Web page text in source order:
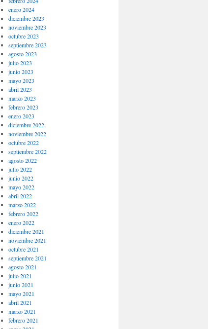
enero 2024
diciembre 2023
noviembre 2023
octubre 2023
septiembre 2023
agosto 2023
julio 2023
junio 2023
mayo 2023
abril 2023
marzo 2023
febrero 2023
enero 2023
diciembre 2022
noviembre 2022
octubre 2022
septiembre 2022
agosto 2022
julio 2022
junio 2022
mayo 2022
abril 2022
marzo 2022
febrero 2022
enero 2022
diciembre 2021
noviembre 2021
octubre 2021
septiembre 2021
agosto 2021
julio 2021
junio 2021
mayo 2021
abril 2021
marzo 2021
febrero 2021